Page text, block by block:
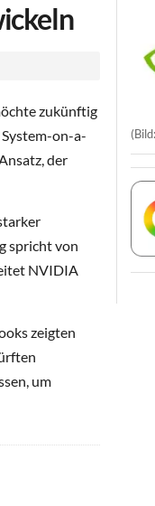
zukünftig
on-a-
der
spricht von
NVIDIA
zeigten
um